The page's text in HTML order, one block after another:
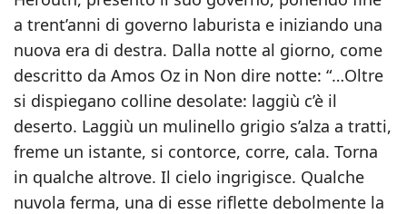
a trent’anni di governo laburista e iniziando una
nuova era di destra. Dalla notte al giorno, come
descritto da Amos Oz in Non dire notte: “…Oltre
si dispiegano colline desolate: laggiù c’è il
deserto. Laggiù un mulinello grigio s’alza a tratti,
freme un istante, si contorce, corre, cala. Torna
in qualche altrove. Il cielo ingrigisce. Qualche
nuvola ferma, una di esse riflette debolmente la